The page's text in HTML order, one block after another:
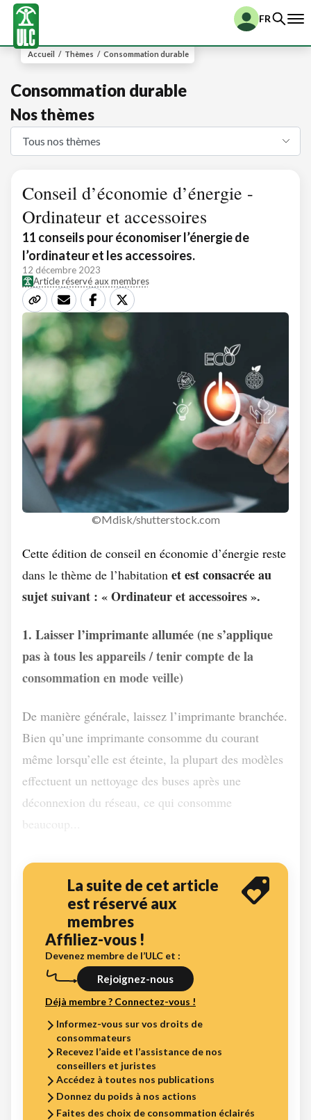
FR
Accueil / Thèmes / Consommation durable
Consommation durable
Nos thèmes
Conseil d’économie d’énergie -
Ordinateur et accessoires
11 conseils pour économiser l’énergie de
l’ordinateur et les accessoires.
12 décembre 2023
Article réservé aux membres
©Mdisk/shutterstock.com
Cette édition de conseil en économie d’énergie reste
dans le thème de l’habitation et est consacrée au
sujet suivant : « Ordinateur et accessoires ».
1. Laisser l’imprimante allumée (ne s’applique
pas à tous les appareils / tenir compte de la
consommation en mode veille)
De manière générale, laissez l’imprimante branchée.
Bien qu’une imprimante consomme du courant
même lorsqu’elle est éteinte, la plupart des modèles
effectuent un nettoyage des buses après une
déconnexion du réseau, ce qui consomme
La suite de cet article
est réservé aux
membres
Affiliez-vous !
Devenez membre de l’ULC et :
Rejoignez-nous
Déjà membre ? Connectez-vous !
Informez-vous sur vos droits de
consommateurs
Recevez l’aide et l’assistance de nos
conseillers et juristes
Accédez à toutes nos publications
Donnez du poids à nos actions
Faites des choix de consommation éclairés